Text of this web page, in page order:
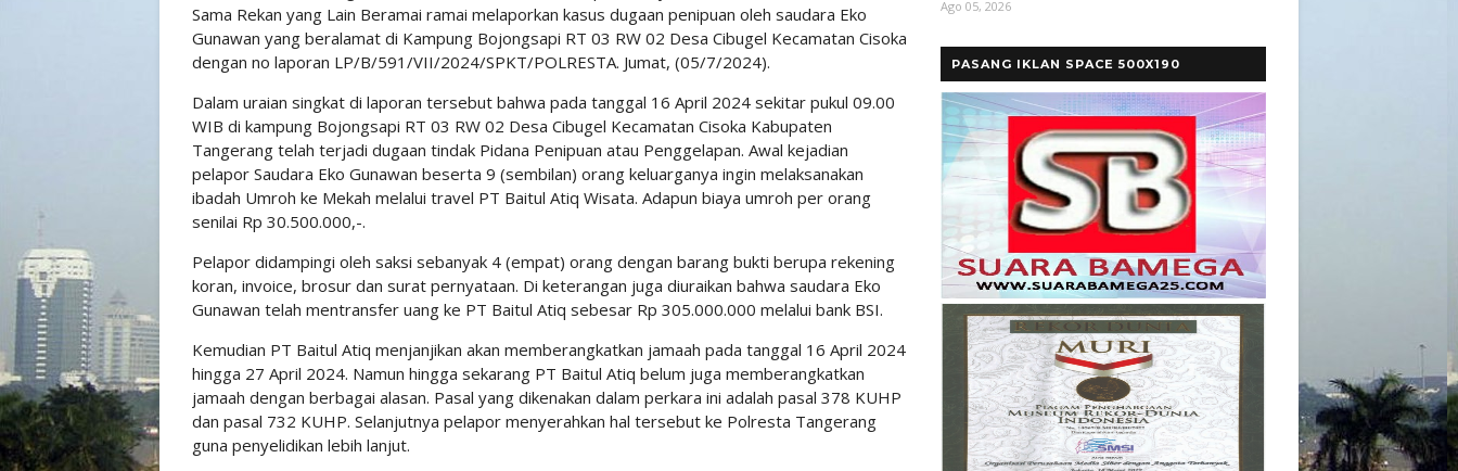
Sama Rekan yang Lain Beramai ramai melaporkan kasus dugaan penipuan oleh saudara Eko
Gunawan yang beralamat di Kampung Bojongsapi RT 03 RW 02 Desa Cibugel Kecamatan Cisoka
dengan no laporan LP/B/591/VII/2024/SPKT/POLRESTA. Jumat, (05/7/2024).
Dalam uraian singkat di laporan tersebut bahwa pada tanggal 16 April 2024 sekitar pukul 09.00
WIB di kampung Bojongsapi RT 03 RW 02 Desa Cibugel Kecamatan Cisoka Kabupaten
Tangerang telah terjadi dugaan tindak Pidana Penipuan atau Penggelapan. Awal kejadian
pelapor Saudara Eko Gunawan beserta 9 (sembilan) orang keluarganya ingin melaksanakan
ibadah Umroh ke Mekah melalui travel PT Baitul Atiq Wisata. Adapun biaya umroh per orang
senilai Rp 30.500.000,-.
Pelapor didampingi oleh saksi sebanyak 4 (empat) orang dengan barang bukti berupa rekening
koran, invoice, brosur dan surat pernyataan. Di keterangan juga diuraikan bahwa saudara Eko
Gunawan telah mentransfer uang ke PT Baitul Atiq sebesar Rp 305.000.000 melalui bank BSI.
Kemudian PT Baitul Atiq menjanjikan akan memberangkatkan jamaah pada tanggal 16 April 2024
hingga 27 April 2024. Namun hingga sekarang PT Baitul Atiq belum juga memberangkatkan
jamaah dengan berbagai alasan. Pasal yang dikenakan dalam perkara ini adalah pasal 378 KUHP
dan pasal 732 KUHP. Selanjutnya pelapor menyerahkan hal tersebut ke Polresta Tangerang
guna penyelidikan lebih lanjut.
Ago 05, 2026
PASANG IKLAN SPACE 500X190